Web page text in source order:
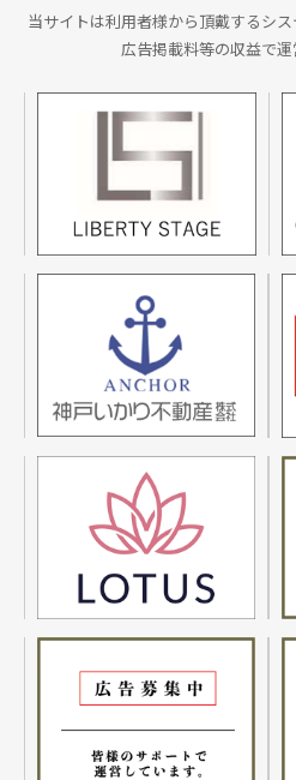
当サイトは利用者様から頂戴するシス
広告掲載料等の収益で運